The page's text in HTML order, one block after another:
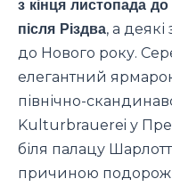
з кінця листопада
після Різдва, а
до Нового року.
елегантний
північно-
Kulturbrauerei у
біля палацу
причиною подорожі